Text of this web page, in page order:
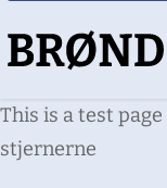
This is a test
stjernerne